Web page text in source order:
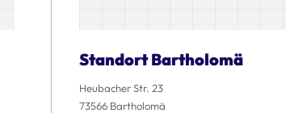
Standort Bartholomä
Heubacher Str. 23
73566 Bartholomä